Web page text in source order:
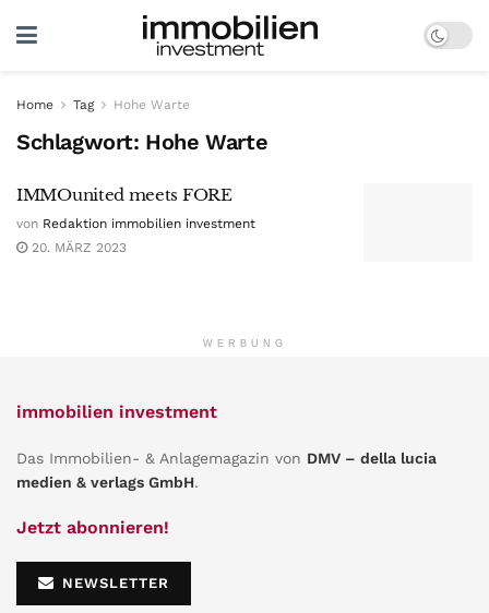
Home Tag Hohe Warte
Schlagwort: Hohe Warte
IMMOunited meets FORE
von Redaktion immobilien investment
20. MÄRZ 2023
WERBUNG
immobilien investment
Das Immobilien- & Anlagemagazin von DMV – della lucia
medien & verlags GmbH.
Jetzt abonnieren!
NEWSLETTER